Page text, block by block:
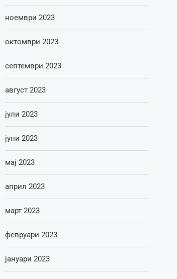
ноември 2023
октомври 2023
септември 2023
август 2023
јули 2023
јуни 2023
мај 2023
април 2023
март 2023
февруари 2023
јануари 2023